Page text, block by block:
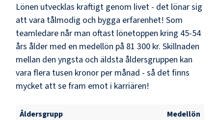
Lönen utvecklas kraftigt genom livet - det lönar sig
att vara tålmodig och bygga erfarenhet! Som
teamledare når man oftast lönetoppen kring 45-54
års ålder med en medellön på 81 300 kr. Skillnaden
mellan den yngsta och äldsta åldersgruppen kan
vara flera tusen kronor per månad - så det finns
mycket att se fram emot i karriären!
Åldersgrupp
Medellön